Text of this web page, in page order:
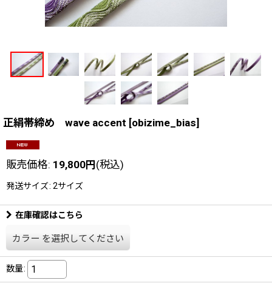
正絹帯締め wave accent [obizime_bias]
販売価格: 19,800円(税込)
発送サイズ: 2サイズ
在庫確認はこちら
カラー を選択してください
数量: